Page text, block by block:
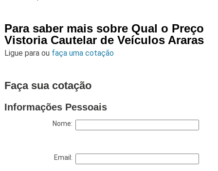
Para saber mais sobre Qual o Preço
Vistoria Cautelar de Veículos Araras
Ligue para ou faça uma cotação
Faça sua cotação
Informações Pessoais
Nome:
Email: